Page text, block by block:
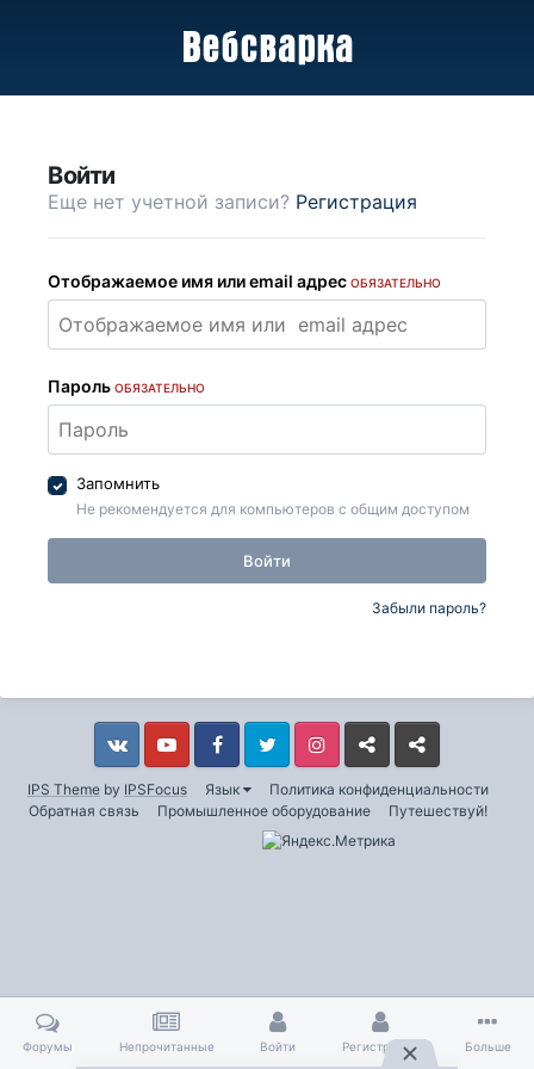
Войти
Еще нет учетной записи? Регистрация
Отображаемое имя или email адрес ОБЯЗАТЕЛЬНО
Пароль ОБЯЗАТЕЛЬНО
Запомнить
Не рекомендуется для компьютеров с общим доступом
Войти
Забыли пароль?
IPS Theme by IPSFocus Язык
Политика конфиденциальности
Обратная связь
Промышленное оборудование Путешествуй!
VkontakteYouTube FacebookTwitter InstagramLivejournalOdnoklassniki
Форумы Непрочитанные Войти Регистрация Больше